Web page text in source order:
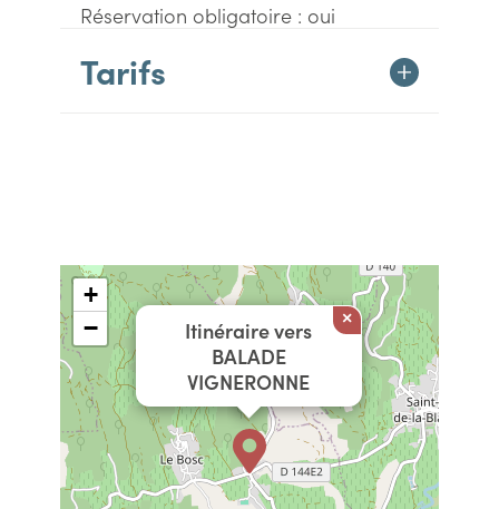
Réservation obligatoire : oui
Tarifs
Itinéraire vers
BALADE
VIGNERONNE
×
+
−